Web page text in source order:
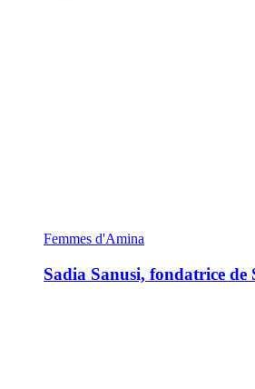
Femmes d'Amina
Sadia Sanusi, fondatrice de